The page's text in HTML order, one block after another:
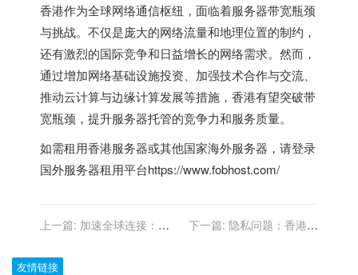
香港作为全球网络通信枢纽，面临着服务器带宽瓶颈
与挑战。不仅是庞大的网络流量和地理位置的制约，
还有激烈的国际竞争和日益增长的网络需求。然而，
通过增加网络基础设施投资、加强技术合作与交流、
推动云计算与边缘计算发展等措施，香港有望突破带
宽瓶颈，提升服务器托管的竞争力和服务质量。
如需租用香港服务器或其他国家海外服务器 ，请登录
国外服务器租用平台https://www.fobhost.com/
上一篇: 加速全球连接：选
下一篇: 隐私问题：香港服
友情链接